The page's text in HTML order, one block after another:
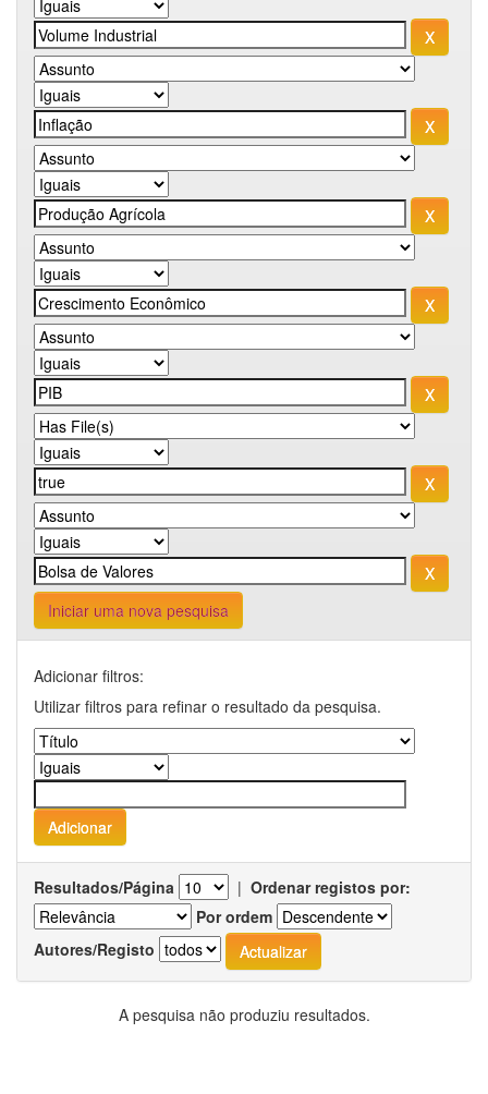
Iniciar uma nova pesquisa
Adicionar filtros:
Utilizar filtros para refinar o resultado da pesquisa.
Resultados/Página | Ordenar registos por:
Por ordem
Autores/Registo
A pesquisa não produziu resultados.